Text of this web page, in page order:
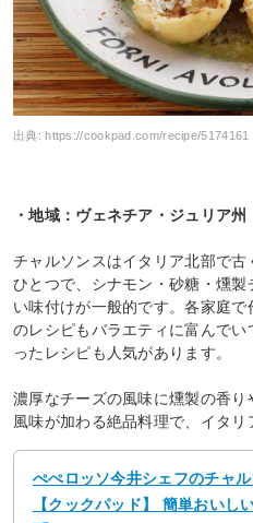
出典: https://cookpad.com/recipe/5174161
・地域：ヴェネチア・ジュリア州
チャルソンスはイタリア北部で
ひとつで、シナモン・砂糖・燻
い味付けが一般的です。各家庭
のレシピもバラエティに富んで
ったレシピも人気があります。
濃厚なチーズの風味に燻製の香
風味が加わる絶品料理で、イタリ
ぺぺロッソ今井シェフのチャ
【クックパッド】 簡単おいし